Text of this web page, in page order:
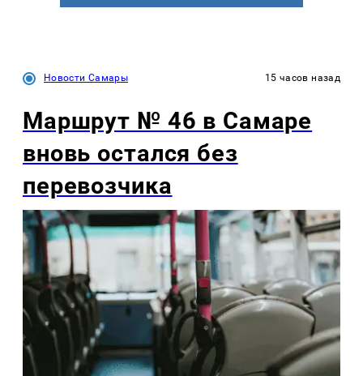
Новости Самары 15 часов назад
Маршрут № 46 в Самаре
вновь остался без
перевозчика